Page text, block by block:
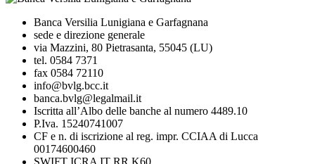
Banca Versilia Lunigiana e Garfagnana
sede e direzione generale
via Mazzini, 80 Pietrasanta, 55045 (LU)
tel. 0584 7371
fax 0584 72110
info@bvlg.bcc.it
banca.bvlg@legalmail.it
Iscritta all’Albo delle banche al numero 4489.10
P.Iva. 15240741007
CF e n. di iscrizione al reg. impr. CCIAA di Lucca
00174600460
SWIFT ICRA IT RR K60